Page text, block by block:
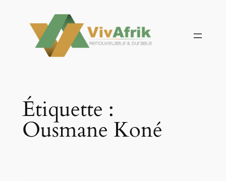
contenu
Étiquette :
Ousmane Koné